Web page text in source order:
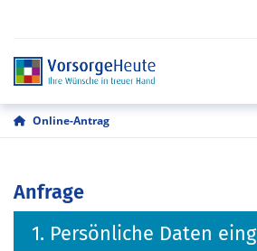
Online-Antrag
Anfrage
1. Persönliche Daten
Informationen
Online-Antrag